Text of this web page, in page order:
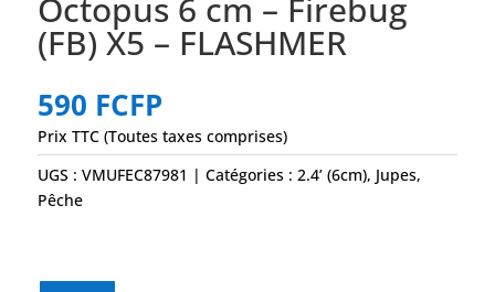
Octopus 6 cm – Firebug
(FB) X5 – FLASHMER
590 FCFP
Prix TTC (Toutes taxes comprises)
UGS :VMUFEC87981 Catégories :2.4’ (6cm), Jupes,
Pêche